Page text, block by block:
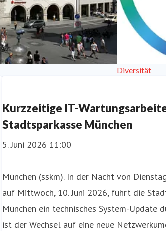
Diversität
Kurzzeitige IT-
Stadtsparkasse München
5. Juni 2026 11:00
München (sskm). In der Nacht von
auf Mittwoch, 10. Juni 2026, führt die
München ein technisches System-Update
ist der Wechsel auf eine neue